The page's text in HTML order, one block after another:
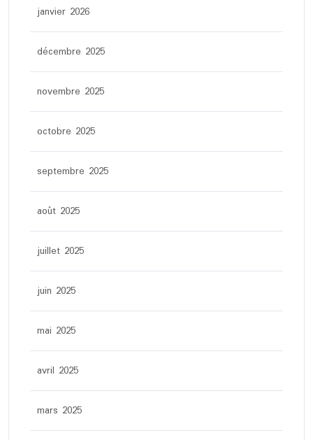
janvier 2026
décembre 2025
novembre 2025
octobre 2025
septembre 2025
août 2025
juillet 2025
juin 2025
mai 2025
avril 2025
mars 2025